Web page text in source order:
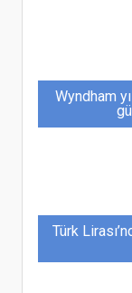
Wyndham
Türk